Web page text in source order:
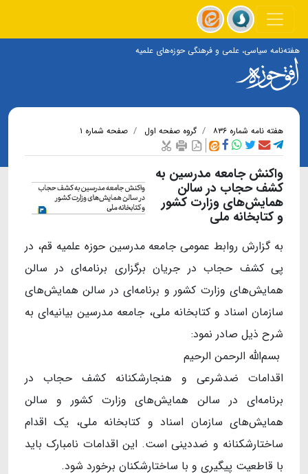
هفته‌نامه سیاسی، علمی و فرهنگی حوزه‌های علمیه
هفته نامه شماره ۸۳۶ گروه صفحه اول صفحه شماره ۱
واکنش جامعه مدرسین به
کشف حجاب در سالن
همایش‌های وزارت کشور
و کتابخانه ملی
به گزارش روابط عمومی جامعه مدرسین حوزه علمیه قم، در
پی کشف حجاب در جریان برگزاری برنامه‌ای در سالن
همایش‌های وزارت کشور و برنامه‌ای در سالن همایش‌های
سازمان اسناد و کتابخانه ملی، جامعه مدرسین بیانیه‌ای به
شرح ذیل صادر نمود:
بسم‌الله الرحمن الرحیم
اقدامات ضدشرعی و هنجارشکنانه کشف حجاب در
برنامه‌ای در سالن همایش‌های وزارت کشور و سالن
همایش‌های سازمان اسناد و کتابخانه ملی، یک اقدام
ساختارشکنانه و ضددینی است. این اقدامات نامبارک باید
با قاطعیت پیگیری و با ساختارشکنان برخورد شود.